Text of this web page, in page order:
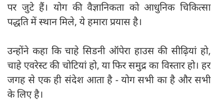
पर जुटे हैं। योग की वैज्ञानिकता को आधुनिक चिकित्सा
पद्धति में स्थान मिले, ये हमारा प्रयास है।
उन्होंने कहा कि चाहे सिडनी ऑपेरा हाउस की सीढ़ियां हो,
चाहे एवरेस्ट की चोटियां हो, या फिर समुद्र का विस्तार हो। हर
जगह से एक ही संदेश आता है - योग सभी का है और सभी
के लिए है।